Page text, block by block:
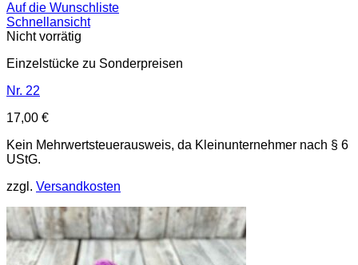
Auf die Wunschliste
Schnellansicht
Nicht vorrätig
Einzelstücke zu Sonderpreisen
Nr. 22
17,00 €
Kein Mehrwertsteuerausweis, da Kleinunternehmer nach § 6
UStG.
zzgl. Versandkosten